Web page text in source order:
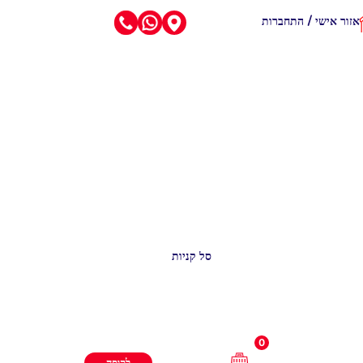
אזור אישי / התחברות
0
סל קניות